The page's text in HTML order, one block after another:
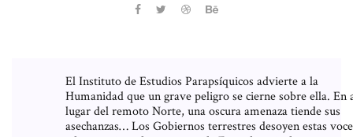
El Instituto de Estudios Parapsíquicos advierte a la
Humanidad que un grave peligro se cierne sobre ella. En
lugar del remoto Norte, una oscura amenaza tiende sus
asechanzas… Los Gobiernos terrestres desoyen estas